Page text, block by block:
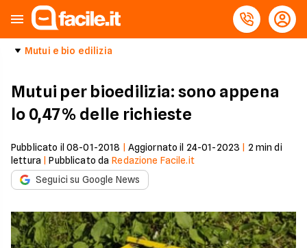
Mutui e bio edilizia
Mutui per bioedilizia: sono appena
lo 0,47% delle richieste
Pubblicato il 08-01-2018 Aggiornato il 24-01-2023 2 min di
lettura |Pubblicato da Redazione Facile.it
Seguici su Google News